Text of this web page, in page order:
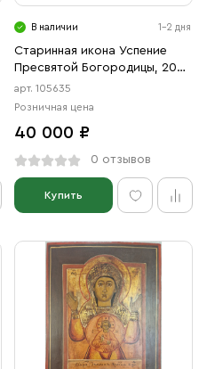
В наличии 1-2 дня
Старинная икона Успение
Пресвятой Богородицы, 20
век
арт. 105635
Розничная цена
40 000 ₽
0 отзывов
Купить